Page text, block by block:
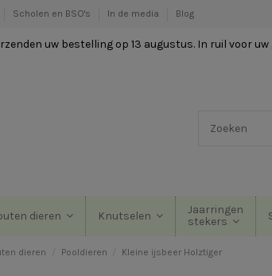
Scholen en BSO's In de media Blog
uw bestelling op 13 augustus. In ruil voor
dieren Knutselen
Jaarringen
stekers
dieren Pooldieren Kleine ijsbeer Holztiger